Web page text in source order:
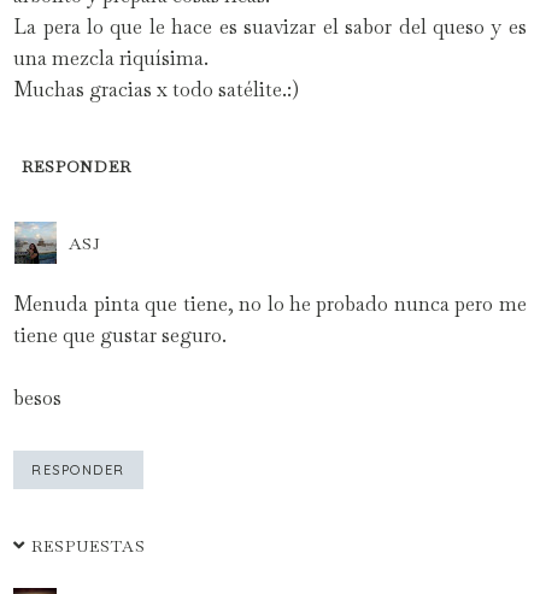
La pera lo que le hace es suavizar el sabor del queso y es
una mezcla riquísima.
Muchas gracias x todo satélite.:)
RESPONDER
ASJ
Menuda pinta que tiene, no lo he probado nunca pero me
tiene que gustar seguro.
besos
RESPONDER
RESPUESTAS